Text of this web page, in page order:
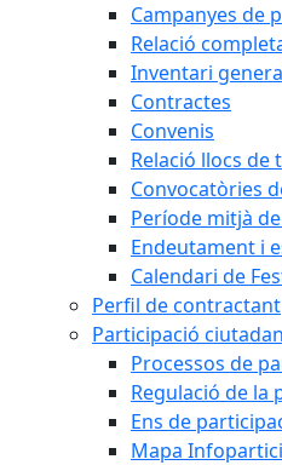
Campanyes de
Relació
Inventari
Contractes
Convenis
Relació llocs de
Convocatòries
Període mitjà
Endeutament i
Calendari de
Perfil de contractant
Participació
Processos de
Regulació de la
Ens de
Mapa